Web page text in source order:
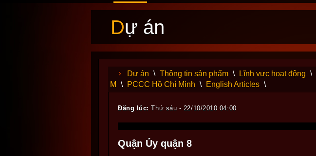
Dự án
Dự án \ Thông tin sản phẩm \ Lĩnh vực hoạt động \
M
\ PCCC Hồ Chí Minh \ English Articles \
Đăng lúc: Thứ sáu - 22/10/2010 04:00
Quận Ủy quận 8